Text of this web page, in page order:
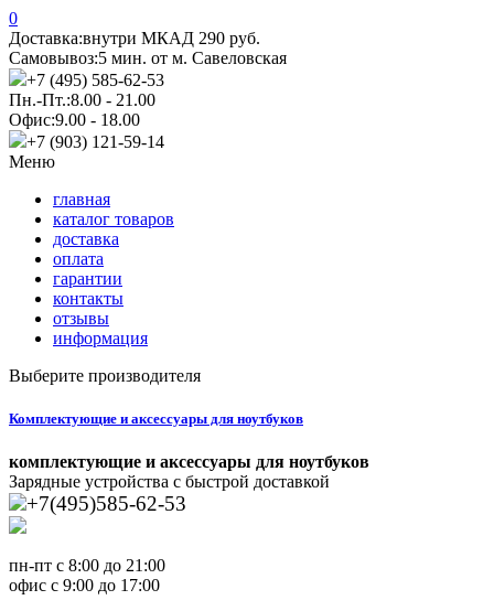
0
Доставка:внутри МКАД 290 руб.
Самовывоз:5 мин. от м. Савеловская
+7 (495) 585-62-53
Пн.-Пт.:8.00 - 21.00
Офис:9.00 - 18.00
+7 (903) 121-59-14
Меню
главная
каталог товаров
доставка
оплата
гарантии
контакты
отзывы
информация
Выберите производителя
Комплектующие и аксессуары для ноутбуков
комплектующие и аксессуары для ноутбуков
Зарядные устройства с быстрой доставкой
+7(495)585-62-53
пн-пт с 8:00 до 21:00
офис с 9:00 до 17:00